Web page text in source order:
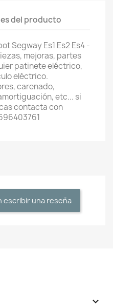
del producto
Segway Es1 Es2 Es4 -
mejoras, partes
patinete eléctrico,
eléctrico.
carenado,
etc... si
contacta con
escribir una reseña
